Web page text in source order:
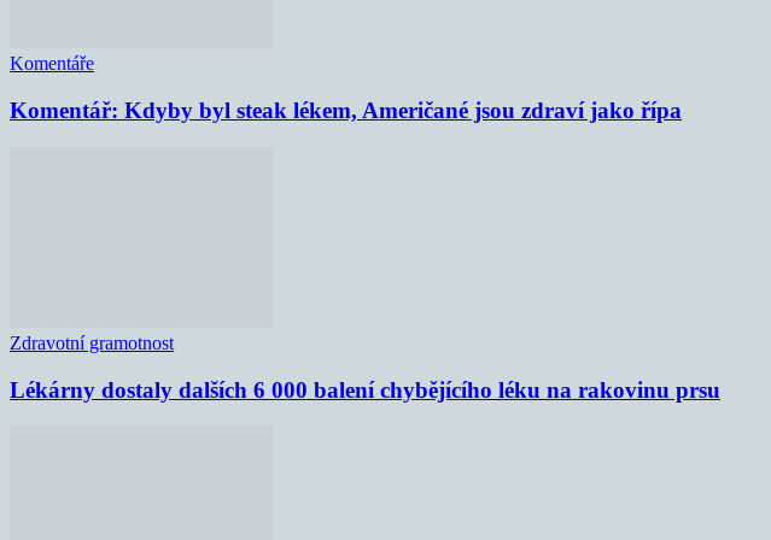
Komentáře
Komentář: Kdyby byl steak lékem, Američané jsou zdraví jako řípa
Zdravotní gramotnost
Lékárny dostaly dalších 6 000 balení chybějícího léku na rakovinu prsu